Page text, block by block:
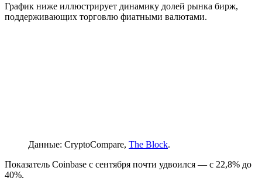
График ниже иллюстрирует динамику долей рынка бирж,
поддерживающих торговлю фиатными валютами.
Данные: CryptoCompare, The Block.
Показатель Coinbase с сентября почти удвоился — с 22,8% до
40%.